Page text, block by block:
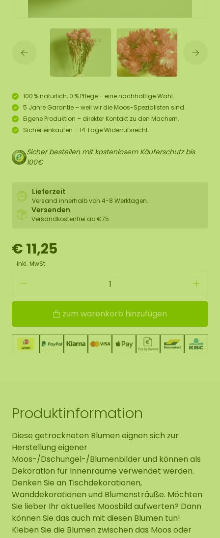
100 % natürlich, 0 % Pflege – eine nachhaltige Wahl.
5 Jahre Garantie – weil wir die Moos-Spezialisten sind.
Eigene Produktion – direkter Kontakt zu den Machern.
Sicher einkaufen – 14 Tage Widerrufsrecht.
Sicher bestellen mit kostenlosem Käuferschutz bis
100€
Lieferzeit
Versand innerhalb von 4-8 Werktagen.
Versenden
Versandkostenfrei ab €75
€ 11,25
inkl. MwSt
zum warenkorb hinzufügen
Produktinformation
Diese getrockneten Blumen eignen sich zur
Herstellung eigener
Moos-/Dschungel-/Blumenbilder und können als
Dekoration für Innenräume verwendet werden.
Denken Sie an Tischdekorationen,
Wanddekorationen und Blumensträuße. Möchten
Sie lieber Ihr aktuelles Moosbild aufwerten? Dann
können Sie das auch mit diesen Blumen tun!
Kleben Sie die Blumen zwischen das Moos oder